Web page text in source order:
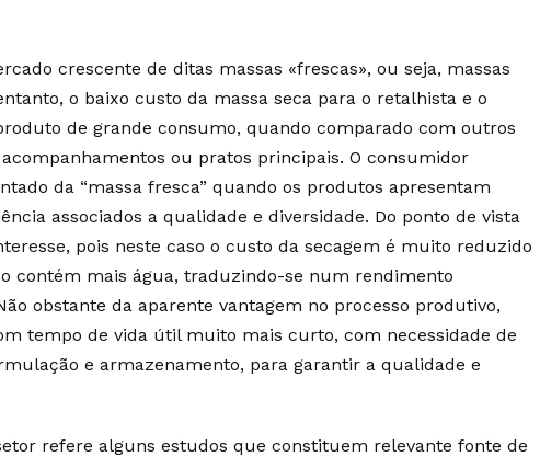
crescente de ditas massas «frescas», ou seja, massas
o baixo custo da massa seca para o retalhista e o
de grande consumo, quando comparado com outros
ou pratos principais. O consumidor
da “massa fresca” quando os produtos apresentam
associados a qualidade e diversidade. Do ponto de vista
pois neste caso o custo da secagem é muito reduzido
contém mais água, traduzindo-se num rendimento
obstante da aparente vantagem no processo produtivo,
tempo de vida útil muito mais curto, com necessidade de
e armazenamento, para garantir a qualidade e
refere alguns estudos que constituem relevante fonte de